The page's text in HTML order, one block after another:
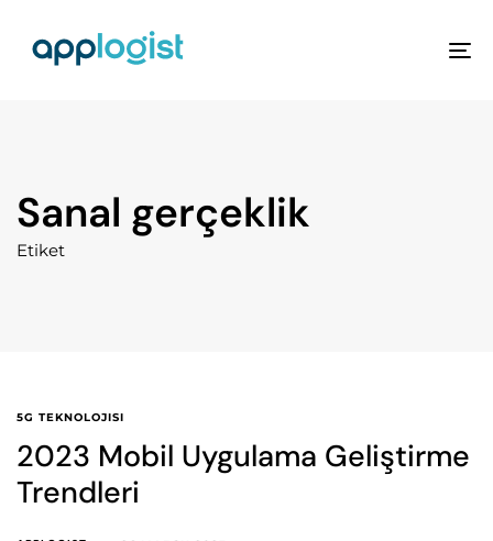
Sanal gerçeklik
Etiket
5G TEKNOLOJISI
2023 Mobil Uygulama Geliştirme
Trendleri